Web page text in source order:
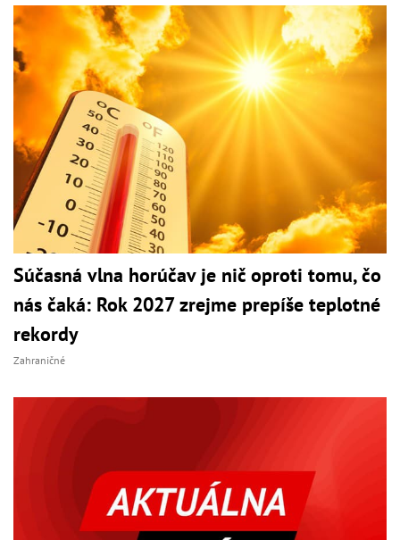
Súčasná vlna horúčav je nič oproti tomu, čo
nás čaká: Rok 2027 zrejme prepíše teplotné
rekordy
Zahraničné